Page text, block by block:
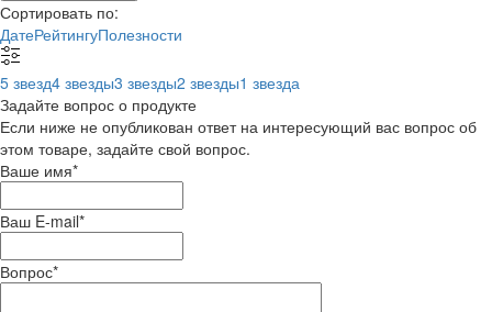
Сортировать по:
ДатеРейтингуПолезности
5 звезд4 звезды3 звезды2 звезды1 звезда
Задайте вопрос о продукте
Если ниже не опубликован ответ на интересующий вас вопрос об
этом товаре, задайте свой вопрос.
Ваше имя*
Ваш E-mail*
Вопрос*